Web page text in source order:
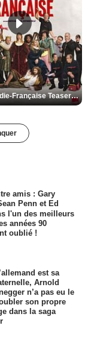
De la Comédie-Française Teaser VF
amis : Gary
Penn et Ed
l'un des meilleurs
années 90
oublié !
est sa
Arnold
n’a pas eu le
son propre
dans la saga